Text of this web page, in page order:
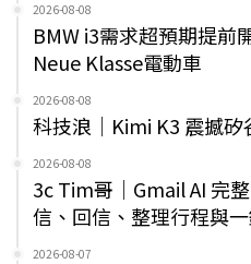
2026-08-08
BMW i3需求超預期提前
Neue Klasse電動車
2026-08-08
科技浪｜Kimi K3 震撼矽
2026-08-08
3c Tim哥｜Gmail AI 完
信、回信、整理行程與
2026-08-07